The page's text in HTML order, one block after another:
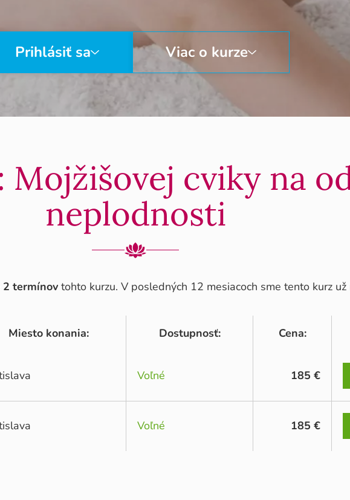
Prihlásiť sa Viac o kurze
cviky na
neplodnosti
2 termínov tohto kurzu. V posledných 12 mesiacoch sme tento kurz už
Miesto konania: Dostupnosť: Cena:
Voľné 185 €
Voľné 185 €